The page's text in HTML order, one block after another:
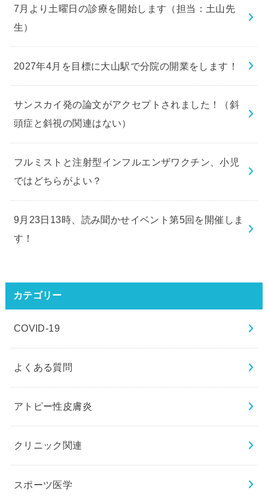
7月より土曜日の診療を開始します（担当：土山先
生）
2027年4月を目標に大山駅で分院の開業をします！
サンスカイ発の論文がアクセプトされました！（斜
頭症と斜視の関連はない）
フルミストと注射型インフルエンザワクチン、小児
ではどちらがよい？
9月23日13時、読み聞かせイベント第5回を開催しま
す！
カテゴリー
COVID-19
よくある質問
アトピー性皮膚炎
クリニック関連
スポーツ医学